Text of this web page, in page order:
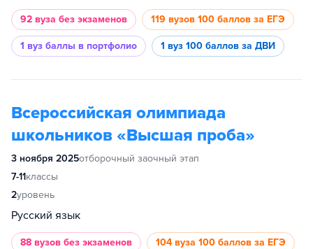
92 вуза без экзаменов 119 вузов 100 баллов за ЕГЭ
1 вуз баллы в портфолио 1 вуз 100 баллов за ДВИ
Всероссийская олимпиада
школьников «Высшая проба»
3 ноября 2025отборочный заочный этап
7-11классы
2уровень
Русский язык
88 вузов без экзаменов 104 вуза 100 баллов за ЕГЭ